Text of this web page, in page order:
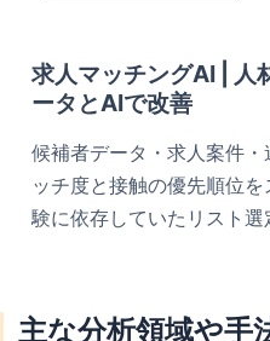
求人マッチングAI | 人
ータとAIで改善
候補者データ・求人案件
ッチ度と接触の優先順位
験に依存していたリスト
主な分析領域や手